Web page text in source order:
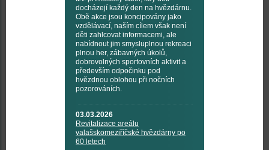
docházejí každý den na hvězdárnu.
Obě akce jsou koncipovány jako
vzdělávací, naším cílem však není
děti zahlcovat informacemi, ale
nabídnout jim smysluplnou rekreaci
plnou her, zábavných úkolů,
dobrovolných sportovních aktivit a
především odpočinku pod
hvězdnou oblohou při nočních
pozorováních.
03.03.2026
Revitalizace areálu
valašskomeziříčské hvězdárny po
60 letech